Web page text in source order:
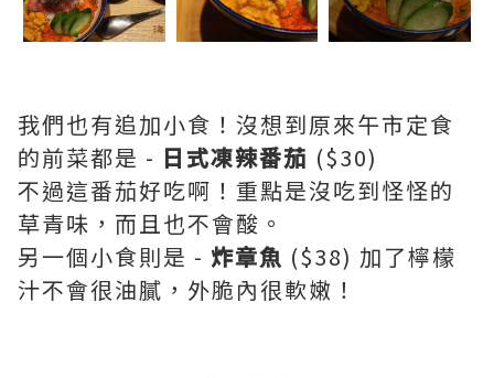
我們也有追加小食！沒想到原來午市定食
的前菜都是 - 日式凍辣番茄 ($30)
不過這番茄好吃啊！重點是沒吃到怪怪的
草青味，而且也不會酸。
另一個小食則是 - 炸章魚 ($38) 加了檸檬
汁不會很油膩，外脆內很軟嫩！